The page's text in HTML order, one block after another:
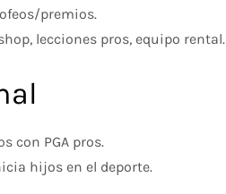
premios.
lecciones pros, equipo rental.
con PGA pros.
hijos en el deporte.